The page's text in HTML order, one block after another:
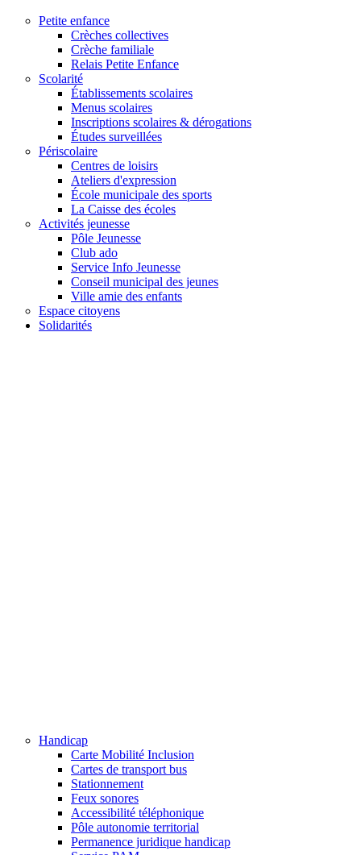
Petite enfance
Crèches collectives
Crèche familiale
Relais Petite Enfance
Scolarité
Établissements scolaires
Menus scolaires
Inscriptions scolaires & dérogations
Études surveillées
Périscolaire
Centres de loisirs
Ateliers d'expression
École municipale des sports
La Caisse des écoles
Activités jeunesse
Pôle Jeunesse
Club ado
Service Info Jeunesse
Conseil municipal des jeunes
Ville amie des enfants
Espace citoyens
Solidarités
Handicap
Carte Mobilité Inclusion
Cartes de transport bus
Stationnement
Feux sonores
Accessibilité téléphonique
Pôle autonomie territorial
Permanence juridique handicap